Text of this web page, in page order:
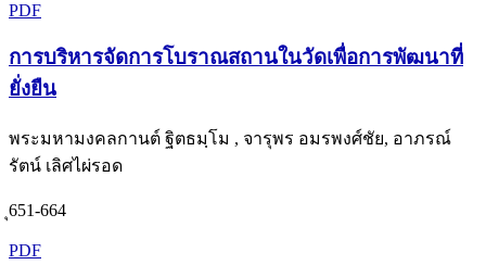
PDF
การบริหารจัดการโบราณสถานในวัดเพื่อการพัฒนาที่
ยั่งยืน
พระมหามงคลกานต์ ฐิตธมฺโม , จารุพร อมรพงศ์ชัย, อาภรณ์
รัตน์ เลิศไผ่รอด
ุ651-664
PDF